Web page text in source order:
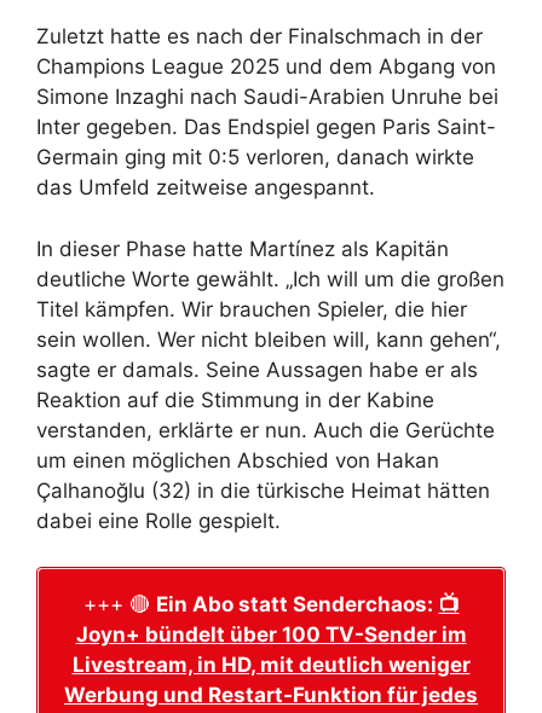
Zuletzt hatte es nach der Finalschmach in der
Champions League 2025 und dem Abgang von
Simone Inzaghi nach Saudi-Arabien Unruhe bei
Inter gegeben. Das Endspiel gegen Paris Saint-
Germain ging mit 0:5 verloren, danach wirkte
das Umfeld zeitweise angespannt.
In dieser Phase hatte Martínez als Kapitän
deutliche Worte gewählt. „Ich will um die großen
Titel kämpfen. Wir brauchen Spieler, die hier
sein wollen. Wer nicht bleiben will, kann gehen“,
sagte er damals. Seine Aussagen habe er als
Reaktion auf die Stimmung in der Kabine
verstanden, erklärte er nun. Auch die Gerüchte
um einen möglichen Abschied von Hakan
Çalhanoğlu (32) in die türkische Heimat hätten
dabei eine Rolle gespielt.
+++ 🔴 Ein Abo statt Senderchaos: 📺
Joyn+ bündelt über 100 TV-Sender im
Livestream, in HD, mit deutlich weniger
Werbung und Restart-Funktion für jedes